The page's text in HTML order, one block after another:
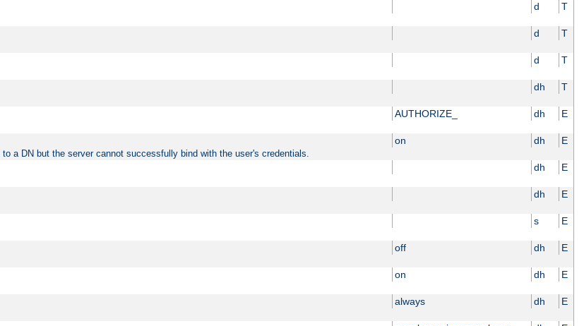
d T
d T
d T
dh T
AUTHORIZE_ dh E
on dh E
a DN but the server cannot successfully bind with the user's credentials.
dh E
dh E
s E
off dh E
on dh E
always dh E